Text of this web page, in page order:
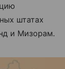
штатах
и Мизорам.